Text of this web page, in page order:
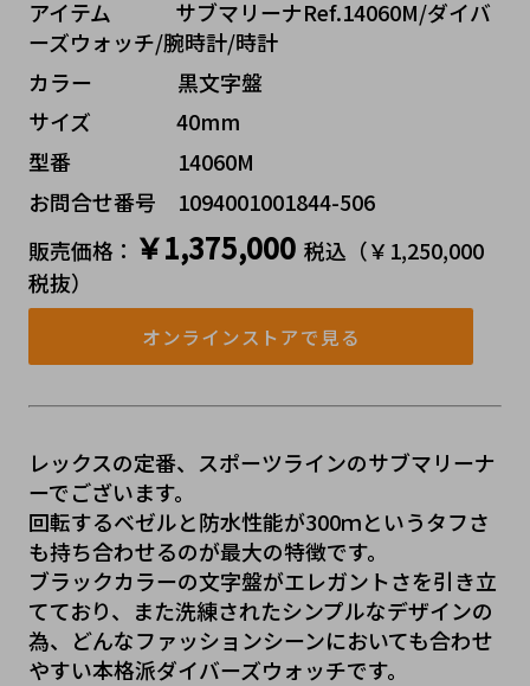
アイテム   サブマリーナRef.14060M/ダイバ
ーズウォッチ/腕時計/時計
カラー    黒文字盤
サイズ    40mm
型番     14060M
お問合せ番号 1094001001844-506
販売価格： ￥1,375,000 税込（￥1,250,000
税抜）
オンラインストアで見る
レックスの定番、スポーツラインのサブマリーナ
ーでございます。
回転するベゼルと防水性能が300ｍというタフさ
も持ち合わせるのが最大の特徴です。
ブラックカラーの文字盤がエレガントさを引き立
てており、また洗練されたシンプルなデザインの
為、どんなファッションシーンにおいても合わせ
やすい本格派ダイバーズウォッチです。